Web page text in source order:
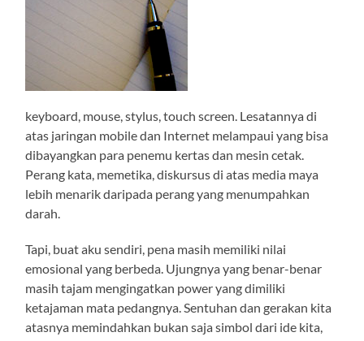
keyboard, mouse, stylus, touch screen. Lesatannya di
atas jaringan mobile dan Internet melampaui yang bisa
dibayangkan para penemu kertas dan mesin cetak.
Perang kata, memetika, diskursus di atas media maya
lebih menarik daripada perang yang menumpahkan
darah.
Tapi, buat aku sendiri, pena masih memiliki nilai
emosional yang berbeda. Ujungnya yang benar-benar
masih tajam mengingatkan power yang dimiliki
ketajaman mata pedangnya. Sentuhan dan gerakan kita
atasnya memindahkan bukan saja simbol dari ide kita,